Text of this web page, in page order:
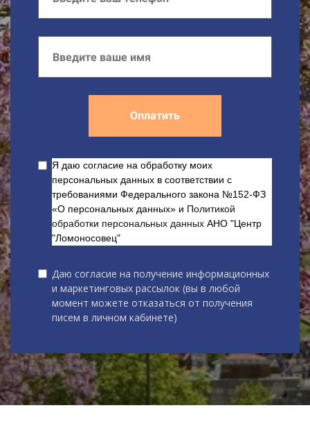
Оплатить
Я даю согласие на обработку моих
персональных данных в соответствии с
требованиями Федерального закона №152-ФЗ
«О персональных данных» и Политикой
обработки персональных данных АНО "Центр
"Ломоносовец"
Даю согласие на получение информационных
и маркетинговых рассылок (вы в любой
момент можете отказаться от получения
писем в личном кабинете)